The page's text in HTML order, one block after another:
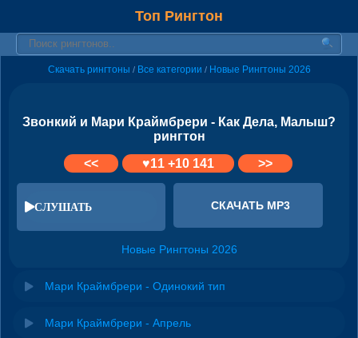
Топ Рингтон
Скачать рингтоны / Все категории / Новые Рингтоны 2026
Звонкий и Мари Краймбрери - Как Дела, Малыш?
рингтон
<<
♥11 +10 141 >>
СЛУШАТЬ СКАЧАТЬ MP3
Новые Рингтоны 2026
Мари Краймбрери - Одинокий тип
Мари Краймбрери - Апрель